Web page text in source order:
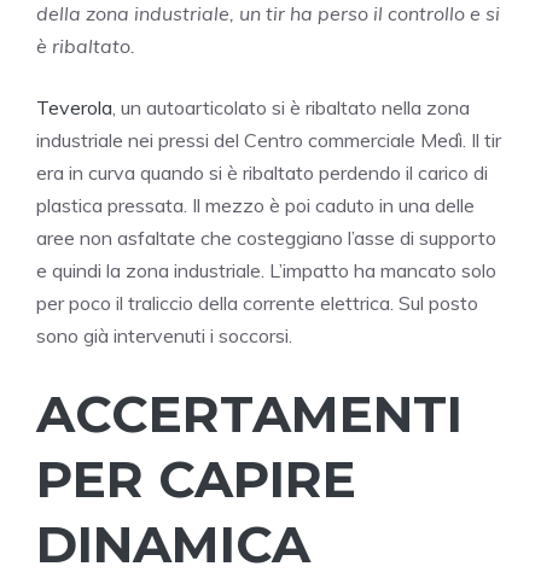
della zona industriale, un tir ha perso il controllo e si
è ribaltato.
Teverola, un autoarticolato si è ribaltato nella zona
industriale nei pressi del Centro commerciale Medì. Il tir
era in curva quando si è ribaltato perdendo il carico di
plastica pressata. Il mezzo è poi caduto in una delle
aree non asfaltate che costeggiano l’asse di supporto
e quindi la zona industriale. L’impatto ha mancato solo
per poco il traliccio della corrente elettrica. Sul posto
sono già intervenuti i soccorsi.
ACCERTAMENTI
PER CAPIRE
DINAMICA